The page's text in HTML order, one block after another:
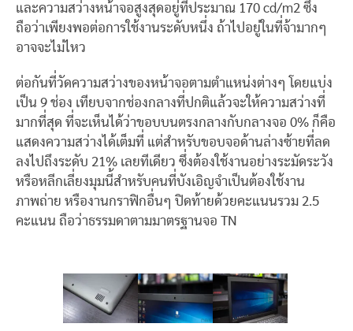
และความสว่างหน้าจอสูงสุดอยู่ที่ประมาณ 170 cd/m2 ซึ่ง
ถือว่าเพียงพอต่อการใช้งานระดับหนึ่ง ถ้าไปอยู่ในที่จ้ามากๆ
อาจจะไม่ไหว
ต่อกันที่วัดความสว่างของหน้าจอตามตำแหน่งต่างๆ โดยแบ่ง
เป็น 9 ช่อง เทียบจากช่องกลางที่ปกติแล้วจะให้ความสว่างที่
มากที่สุด ที่จะเห็นได้ว่าขอบบนตรงกลางกับกลางจอ 0% ก็คือ
แสดงความสว่างได้เต็มที่ แต่สำหรับขอบจอด้านล่างซ้ายที่ลด
ลงไปถึงระดับ 21% เลยทีเดียว ซึ่งต้องใช้งานอย่างระมัดระวัง
หรือหลีกเลี่ยงมุมนี้สำหรับคนที่บังเอิญจำเป็นต้องใช้งาน
ภาพถ่าย หรืองานกราฟิกอื่นๆ ปิดท้ายด้วยคะแนนรวม 2.5
คะแนน ถือว่าธรรมดาตามมาตรฐานจอ TN